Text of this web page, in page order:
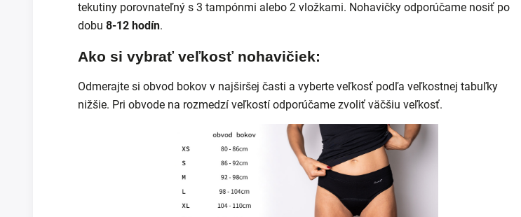
tekutiny porovnateľný s 3 tampónmi alebo 2 vložkami. Nohavičky odporúčame nosiť po
dobu 8-12 hodín.
Ako si vybrať veľkosť nohavičiek:
Odmerajte si obvod bokov v najširšej časti a vyberte veľkosť podľa veľkostnej tabuľky
nižšie. Pri obvode na rozmedzí veľkostí odporúčame zvoliť väčšiu veľkosť.